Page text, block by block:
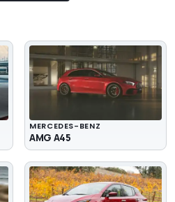
MERCEDES-BENZ
AMG A45